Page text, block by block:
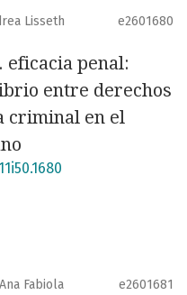
Lisseth
e2601680
eficacia penal:
entre derechos
criminal en el
Fabiola
e2601681